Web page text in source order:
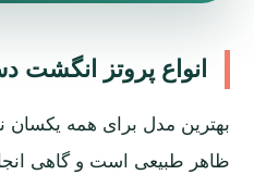
انواع پروتز انگشت
بهترین مدل برای همه یکسان
ظاهر طبیعی است و گاهی